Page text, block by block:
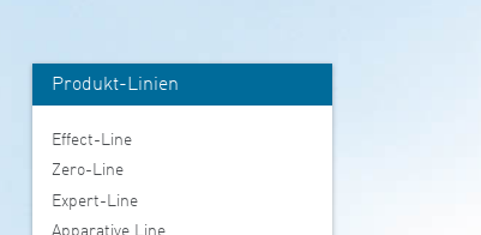
Produkt-Linien
Effect-Line
Zero-Line
Expert-Line